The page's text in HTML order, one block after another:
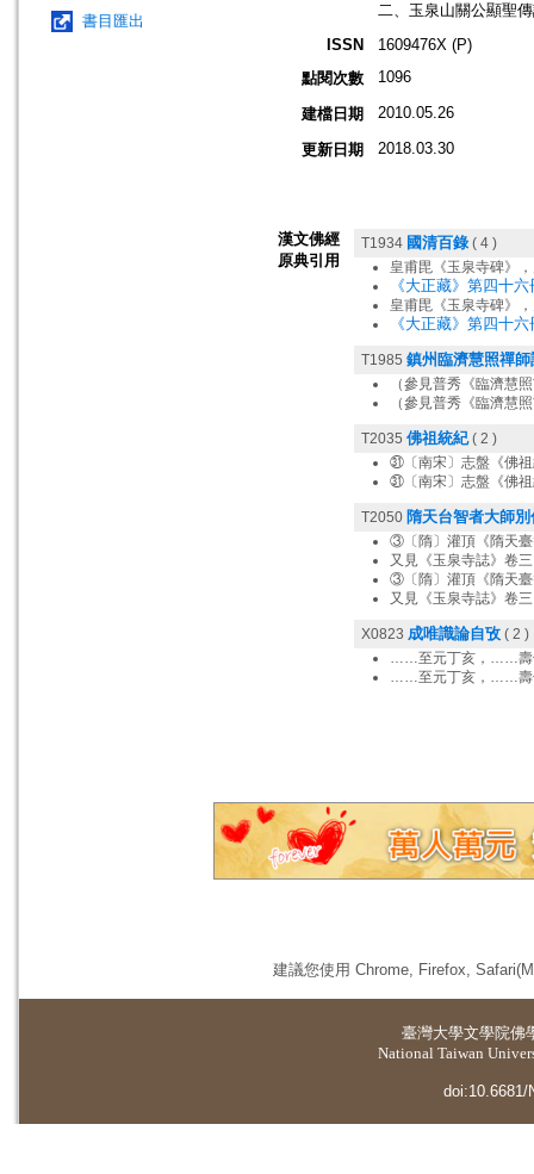
書目匯出
二、玉泉山關公顯聖
ISSN
1609476X (P)
點閱次數
1096
建檔日期 2010.05.26
更新日期 2018.03.30
漢文佛經
原典引用
T1934 國清百錄( 4 )
皇甫毘《玉泉寺碑》
《大正藏》第四十
皇甫毘《玉泉寺碑》
《大正藏》第四十
T1985 鎮州臨濟慧照禪師
（參見普秀《臨濟慧
（參見普秀《臨濟慧
T2035 佛祖統紀( 2 )
㉛〔南宋〕志盤《佛
㉛〔南宋〕志盤《佛
T2050 隋天台智者大師別
③〔隋〕灌頂《隋天
又見《玉泉寺誌》卷
③〔隋〕灌頂《隋天
又見《玉泉寺誌》卷
X0823 成唯識論自攷 ( 2 )
……至元丁亥，……壽
……至元丁亥，……壽
建議您使用 Chrome, Firefox,
臺灣大學文學院佛
National Taiwan
doi:10.6681/